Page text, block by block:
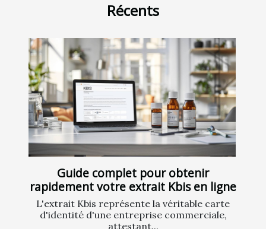
Récents
Guide complet pour obtenir
rapidement votre extrait Kbis en ligne
L'extrait Kbis représente la véritable carte
d'identité d'une entreprise commerciale,
attestant...